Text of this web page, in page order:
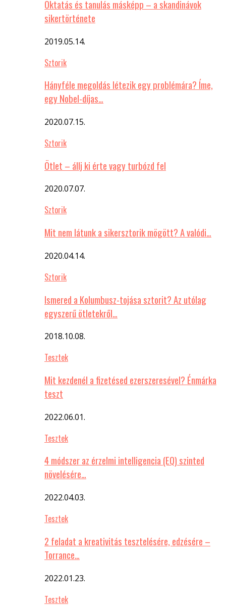
Oktatás és tanulás másképp – a skandinávok
sikertörténete
2019.05.14.
Sztorik
Hányféle megoldás létezik egy problémára? Íme,
egy Nobel-díjas…
2020.07.15.
Sztorik
Ötlet – állj ki érte vagy turbózd fel
2020.07.07.
Sztorik
Mit nem látunk a sikersztorik mögött? A valódi…
2020.04.14.
Sztorik
Ismered a Kolumbusz-tojása sztorit? Az utólag
egyszerű ötletekről…
2018.10.08.
Tesztek
Mit kezdenél a fizetésed ezerszeresével? Énmárka
teszt
2022.06.01.
Tesztek
4 módszer az érzelmi intelligencia (EQ) szinted
növelésére…
2022.04.03.
Tesztek
2 feladat a kreativitás tesztelésére, edzésére –
Torrance…
2022.01.23.
Tesztek